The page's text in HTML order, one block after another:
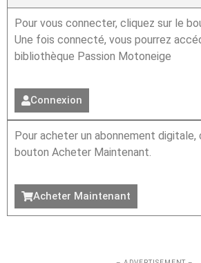
Pour vous connecter, cliquez sur le
Une fois connecté, vous pourrez
bibliothèque Passion Motoneige
Connexion
Pour acheter un abonnement digitale,
bouton Acheter Maintenant.
Acheter Maintenant